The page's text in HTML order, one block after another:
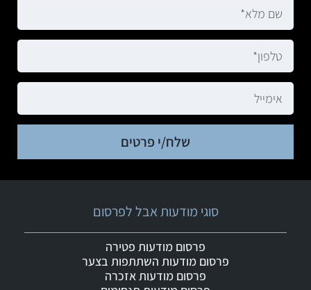
שלח/י פרטים
סוגי מודעות אבל לפרסום
פרסום מודעות פטירה
פרסום מודעות השתתפות בצער
פרסום מודעות אזכרה